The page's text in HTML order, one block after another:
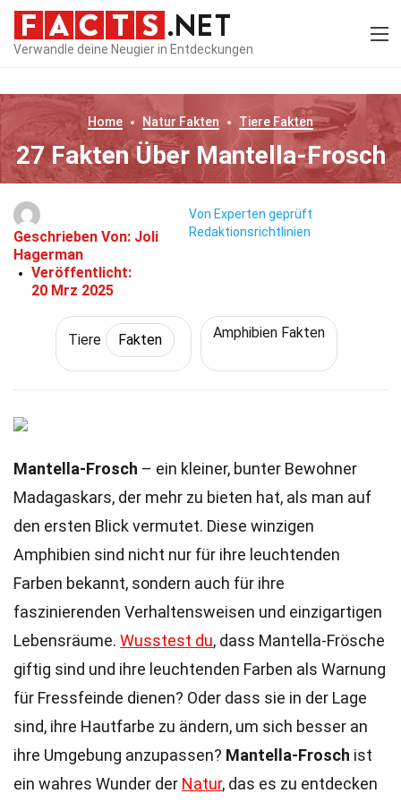
Verwandle deine Neugier in Entdeckungen
Home Natur Fakten Tiere Fakten
27 Fakten Über Mantella-Frosch
Geschrieben Von: Joli
Hagerman
Veröffentlicht:
20 Mrz 2025
Von Experten geprüft
Redaktionsrichtlinien
Tiere Fakten Amphibien Fakten
Mantella-Frosch – ein kleiner, bunter Bewohner
Madagaskars, der mehr zu bieten hat, als man auf
den ersten Blick vermutet. Diese winzigen
Amphibien sind nicht nur für ihre leuchtenden
Farben bekannt, sondern auch für ihre
faszinierenden Verhaltensweisen und einzigartigen
Lebensräume. Wusstest du, dass Mantella-Frösche
giftig sind und ihre leuchtenden Farben als Warnung
für Fressfeinde dienen? Oder dass sie in der Lage
sind, ihre Hautfarbe zu ändern, um sich besser an
ihre Umgebung anzupassen? Mantella-Frosch ist
ein wahres Wunder der Natur, das es zu entdecken